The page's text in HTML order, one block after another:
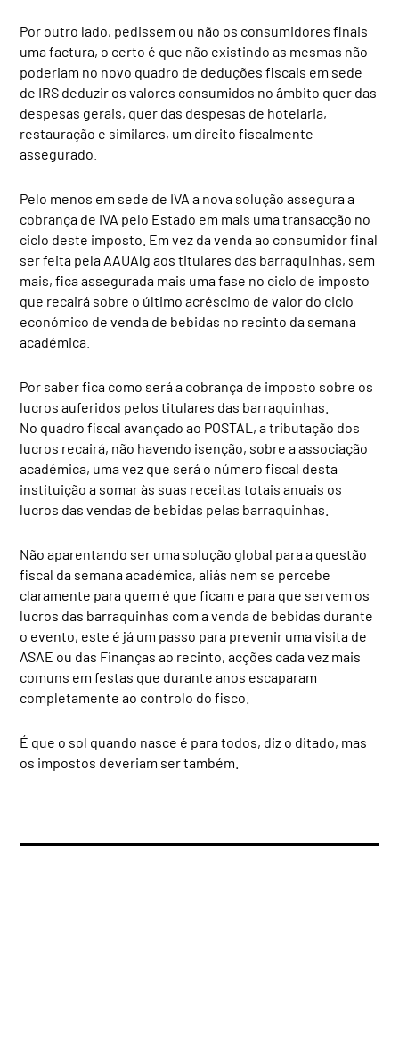
Por outro lado, pedissem ou não os consumidores finais
uma factura, o certo é que não existindo as mesmas não
poderiam no novo quadro de deduções fiscais em sede
de IRS deduzir os valores consumidos no âmbito quer das
despesas gerais, quer das despesas de hotelaria,
restauração e similares, um direito fiscalmente
assegurado.
Pelo menos em sede de IVA a nova solução assegura a
cobrança de IVA pelo Estado em mais uma transacção no
ciclo deste imposto. Em vez da venda ao consumidor final
ser feita pela AAUAlg aos titulares das barraquinhas, sem
mais, fica assegurada mais uma fase no ciclo de imposto
que recairá sobre o último acréscimo de valor do ciclo
económico de venda de bebidas no recinto da semana
académica.
Por saber fica como será a cobrança de imposto sobre os
lucros auferidos pelos titulares das barraquinhas.
No quadro fiscal avançado ao POSTAL, a tributação dos
lucros recairá, não havendo isenção, sobre a associação
académica, uma vez que será o número fiscal desta
instituição a somar às suas receitas totais anuais os
lucros das vendas de bebidas pelas barraquinhas.
Não aparentando ser uma solução global para a questão
fiscal da semana académica, aliás nem se percebe
claramente para quem é que ficam e para que servem os
lucros das barraquinhas com a venda de bebidas durante
o evento, este é já um passo para prevenir uma visita de
ASAE ou das Finanças ao recinto, acções cada vez mais
comuns em festas que durante anos escaparam
completamente ao controlo do fisco.
É que o sol quando nasce é para todos, diz o ditado, mas
os impostos deveriam ser também.